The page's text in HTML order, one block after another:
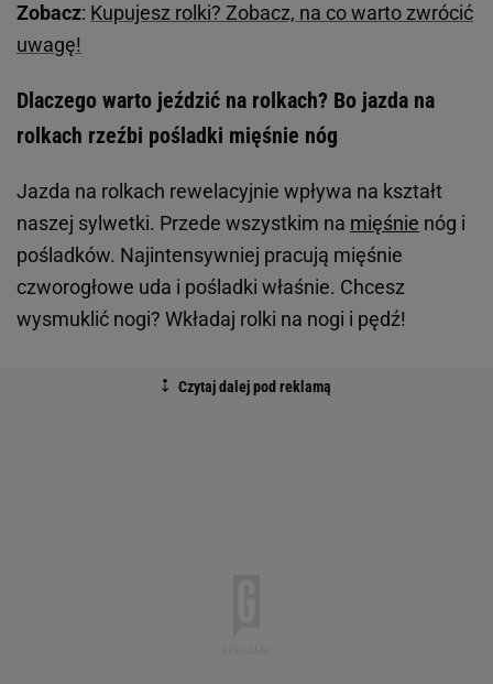
Zobacz: Kupujesz rolki? Zobacz, na co warto zwrócić
uwagę!
Dlaczego warto jeździć na rolkach? Bo jazda na
rolkach rzeźbi pośladki mięśnie nóg
Jazda na rolkach rewelacyjnie wpływa na kształt
naszej sylwetki. Przede wszystkim na mięśnie nóg i
pośladków. Najintensywniej pracują mięśnie
czworogłowe uda i pośladki właśnie. Chcesz
wysmuklić nogi? Wkładaj rolki na nogi i pędź!